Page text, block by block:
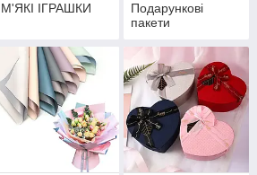
М'ЯКІ ІГРАШКИ
Подарункові
пакети